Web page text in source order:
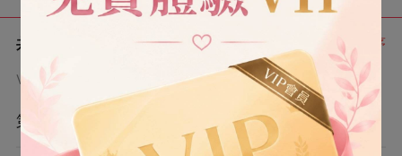
共 10 章 正序
VIP章節可通過金幣購買提前點讀
第1章